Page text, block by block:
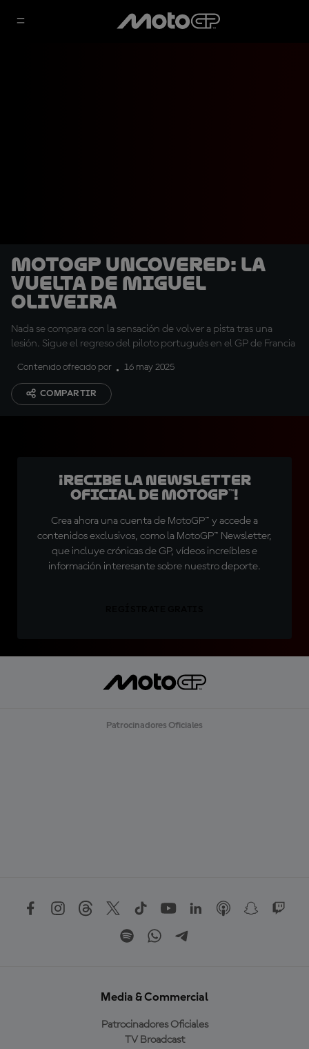
MotoGP Uncovered: La
vuelta de Miguel
Oliveira
Nada se compara con la sensación de volver a pista tras una
lesión. Sigue el regreso del piloto portugués en el GP de Francia
Contenido ofrecido por 16 may 2025
COMPARTIR
¡Recibe la Newsletter
oficial de MotoGP™!
Crea ahora una cuenta de MotoGP™ y accede a
contenidos exclusivos, como la MotoGP™ Newsletter,
que incluye crónicas de GP, vídeos increíbles e
información interesante sobre nuestro deporte.
Patrocinadores Oficiales
Media & Commercial
Patrocinadores Oficiales
TV Broadcast